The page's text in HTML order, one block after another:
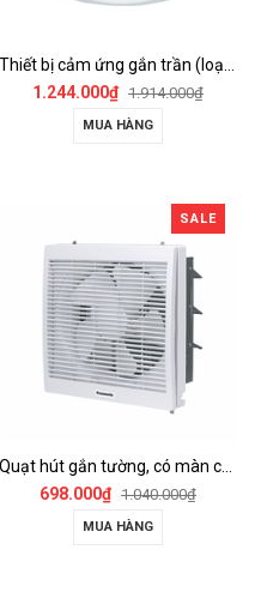
1.244.000₫ 1.914.000₫
MUA HÀNG
SALE
698.000₫ 1.040.000₫
MUA HÀNG